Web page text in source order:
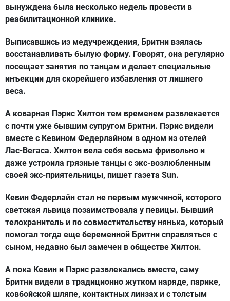
вынуждена была несколько недель провести в
реабилитационной клинике.
Выписавшись из медучреждения, Бритни взялась
восстанавливать былую форму. Говорят, она регулярно
посещает занятия по танцам и делает специальные
инъекции для скорейшего избавления от лишнего
веса.
А коварная Пэрис Хилтон тем временем развлекается
с почти уже бывшим супругом Бритни. Пэрис видели
вместе с Кевином Федерлайном в одном из отелей
Лас-Вегаса. Хилтон вела себя весьма фривольно и
даже устроила грязные танцы с экс-возлюбленным
своей экс-приятельницы, пишет газета Sun.
Кевин Федерлайн стал не первым мужчиной, которого
светская львица позаимствовала у певицы. Бывший
телохранитель и по совместительству нянька, который
помогал тогда еще беременной Бритни справляться с
сыном, недавно был замечен в обществе Хилтон.
А пока Кевин и Пэрис развлекались вместе, саму
Бритни видели в традиционно жутком наряде, парике,
ковбойской шляпе, контактных линзах и с толстым